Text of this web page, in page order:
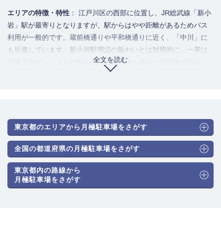
全文を読む
エリアの特徴・特性 ： 江戸川区の西部に位置し、JR総武線「新小
岩」駅が最寄りとなりますが、駅からはやや距離があるためバス
利用が一般的です。蔵前橋通りや平和橋通りに近く、「中川」に
も近接しています。新小岩駅周辺の賑わいとは対照的に、一帯は
戸建てやマンションが中心の、比較的落ち着いた住宅街が広がっ
ています。一部には小規模な工場や事業所も点在します。
く、駐車場需要は常に安定しています。また、エリア内に点在す
る事業所で働く従業員の通勤需要や、新小岩駅を利用する人が駅
周辺より割安な駐車場を求めて利用するケースも見られます。
駐車場のタイプと月極料金相場： 戸建てやアパートに付帯する屋
外平面駐車場と、マンションに併設された機械式駐車場が混在し
ています。複数の月極駐車場検索サイトを調査・分析した結果推
東京都のエリアから月極駐車場をさがす
全国の都道府県の月極駐車場をさがす
東京都内の路線から
月極駐車場をさがす